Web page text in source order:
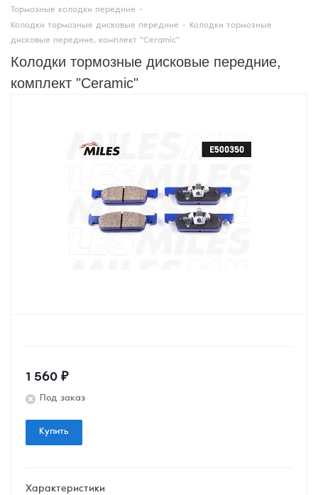
Тормозные колодки передние -
Колодки тормозные дисковые передние -
Колодки тормозные
дисковые передние, комплект "Ceramic"
Колодки тормозные дисковые передние,
комплект "Ceramic"
1 560 ₽
Под заказ
Купить
Характеристики